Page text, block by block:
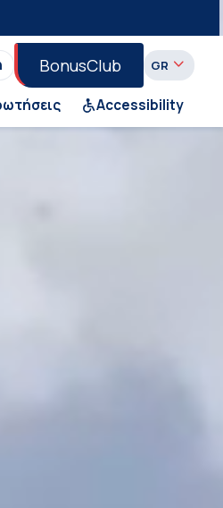
στο εισιτήριο του Ι.Χ. στη
BonusClub
Accessibility